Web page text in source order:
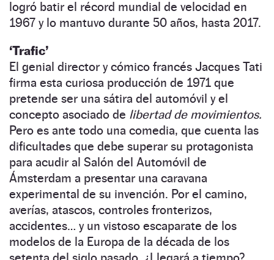
logró batir el récord mundial de velocidad en
1967 y lo mantuvo durante 50 años, hasta 2017.
‘Trafic’
El genial director y cómico francés Jacques Tati
firma esta curiosa producción de 1971 que
pretende ser una sátira del automóvil y el
concepto asociado de libertad de movimientos.
Pero es ante todo una comedia, que cuenta las
dificultades que debe superar su protagonista
para acudir al Salón del Automóvil de
Ámsterdam a presentar una caravana
experimental de su invención. Por el camino,
averías, atascos, controles fronterizos,
accidentes… y un vistoso escaparate de los
modelos de la Europa de la década de los